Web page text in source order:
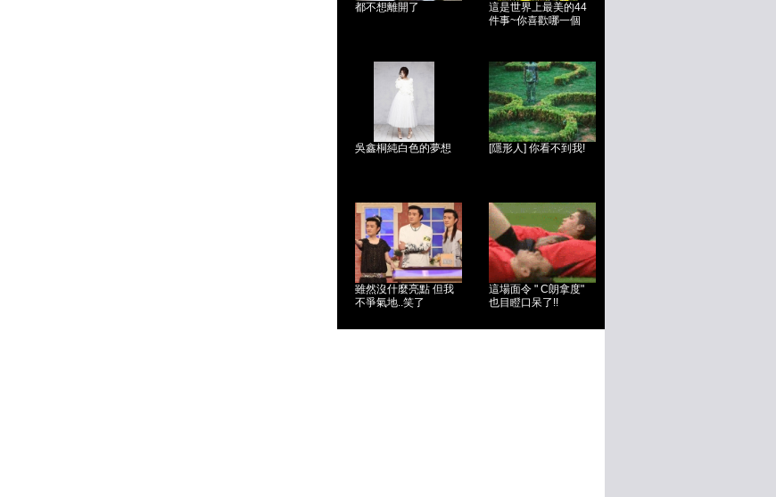
都不想離開了
這是世界上最美的44
件事~你喜歡哪一個
吳鑫桐純白色的夢想 [隱形人] 你看不到我!
雖然沒什麼亮點 但我
不爭氣地..笑了
這場面令 " C朗拿度"
也目瞪口呆了!!